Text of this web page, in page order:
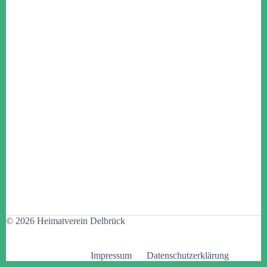
© 2026 Heimatverein Delbrück
Impressum Datenschutzerklärung